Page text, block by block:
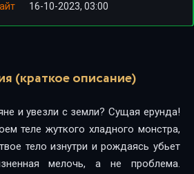
16-10-2023, 03:00
(краткое описание)
и увезли с земли? Сущая ерунда!
теле жуткого хладного монстра,
тело изнутри и рождаясь убьет
мелочь, а не проблема.